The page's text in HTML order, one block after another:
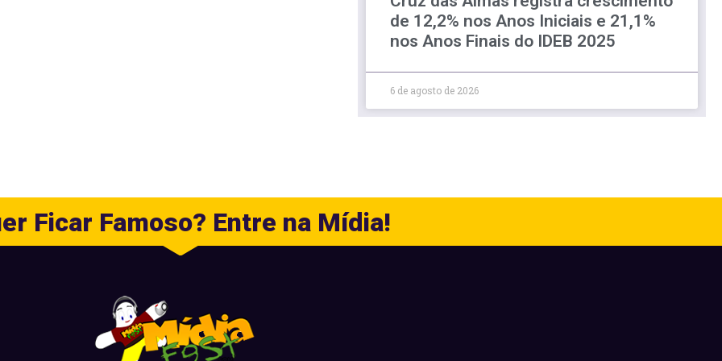
de 12,2% nos Anos Iniciais e 21,1%
nos Anos Finais do IDEB 2025
6 de agosto de 2026
Ficar Famoso? Entre na Mídia!